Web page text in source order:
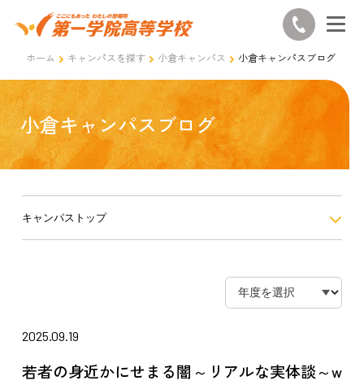
ホーム キャンパスを探す 小倉キャンパス 小倉キャンパスブログ
小倉キャンパスブログ
キャンパストップ
2025.09.19
若者の身近かにせまる闇～リアルな実体談～w